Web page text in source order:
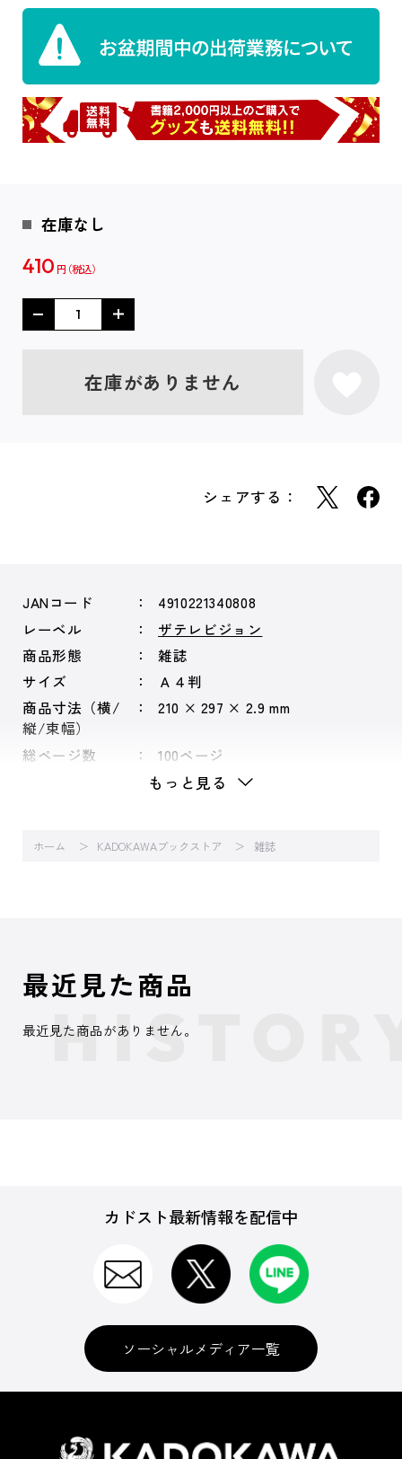
在庫なし
410 円
在庫がありません
シェアする：
JANコード
4910221340808
レーベル
ザテレビジョン
商品形態
雑誌
サイズ
Ａ４判
商品寸法（横/
縦/束幅）
210 × 297 × 2.9 mm
総ページ数 100ページ
もっと見る
ホーム KADOKAWAブックストア 雑誌
最近見た商品
最近見た商品がありません。
カドスト最新情報を配信中
ソーシャルメディア一覧